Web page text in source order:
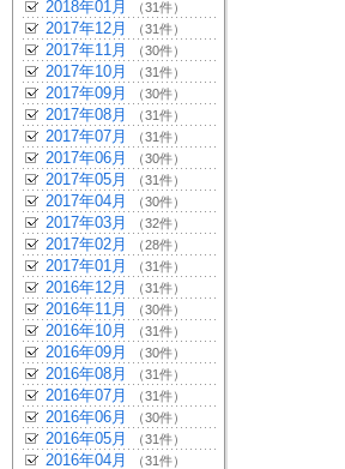
2018年01月 （31件）
2017年12月 （31件）
2017年11月 （30件）
2017年10月 （31件）
2017年09月 （30件）
2017年08月 （31件）
2017年07月 （31件）
2017年06月 （30件）
2017年05月 （31件）
2017年04月 （30件）
2017年03月 （32件）
2017年02月 （28件）
2017年01月 （31件）
2016年12月 （31件）
2016年11月 （30件）
2016年10月 （31件）
2016年09月 （30件）
2016年08月 （31件）
2016年07月 （31件）
2016年06月 （30件）
2016年05月 （31件）
2016年04月 （31件）